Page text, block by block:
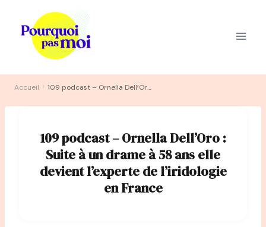
contenu
Accueil › 109 podcast – Ornella Dell’Oro : Suite à un drame à 58 ans elle devient l’experte de l’iridologie en France
109 podcast – Ornella Dell’Oro :
Suite à un drame à 58 ans elle
devient l’experte de l’iridologie
en France